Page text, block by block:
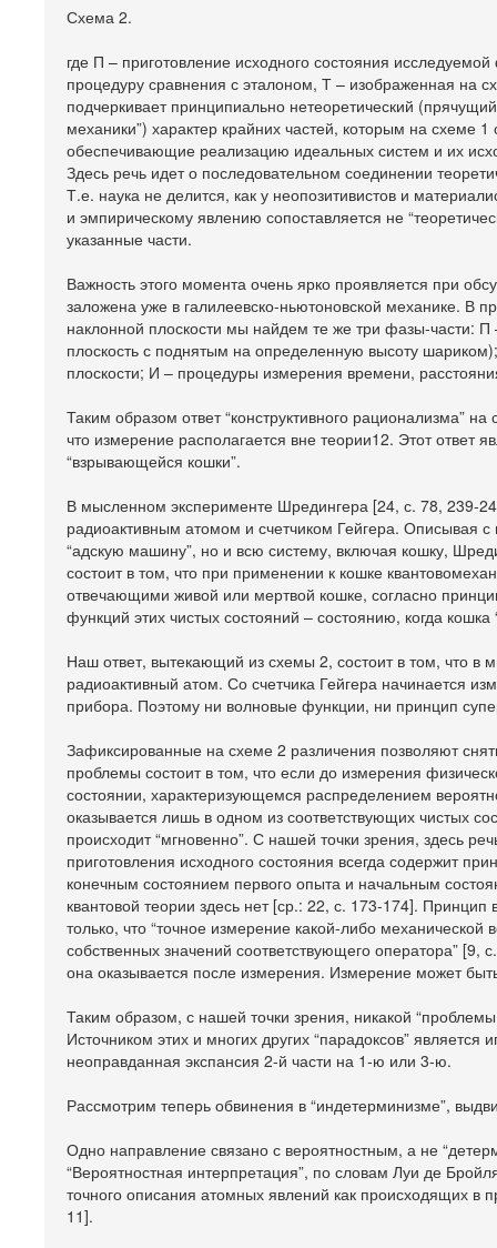
Схема 2.
где П – приготовление исходного состояния
процедуру сравнения с эталоном, Т – изображенная на
подчеркивает принципиально нетеоретический
механики”) характер крайних частей, которым на схеме
обеспечивающие реализацию идеальных систем и их
Здесь речь идет о последовательном соединении
Т.е. наука не делится, как у неопозитивистов и
и эмпирическому явлению сопоставляется не
указанные части.
Важность этого момента очень ярко проявляется при
заложена уже в галилеевско-ньютоновской механике. В
наклонной плоскости мы найдем те же три фазы-части: П
плоскость с поднятым на определенную высоту
плоскости; И – процедуры измерения времени,
Таким образом ответ “конструктивного рационализма”
что измерение располагается вне теории12. Этот ответ
“взрывающейся кошки”.
В мысленном эксперименте Шредингера [24, с. 78, 239-
радиоактивным атомом и счетчиком Гейгера. Описывая
“адскую машину”, но и всю систему, включая кошку,
состоит в том, что при применении к кошке
отвечающими живой или мертвой кошке, согласно
функций этих чистых состояний – состоянию, когда
Наш ответ, вытекающий из схемы 2, состоит в том, что в
радиоактивный атом. Со счетчика Гейгера начинается
прибора. Поэтому ни волновые функции, ни принцип
Зафиксированные на схеме 2 различения позволяют
проблемы состоит в том, что если до измерения
состоянии, характеризующемся распределением
оказывается лишь в одном из соответствующих чистых
происходит “мгновенно”. С нашей точки зрения, здесь
приготовления исходного состояния всегда содержит
конечным состоянием первого опыта и начальным
квантовой теории здесь нет [ср.: 22, с. 173-174].
только, что “точное измерение какой-либо
собственных значений соответствующего оператора” [9,
она оказывается после измерения. Измерение может
Таким образом, с нашей точки зрения, никакой
Источником этих и многих других “парадоксов”
неоправданная экспансия 2-й части на 1-ю или 3-ю.
Рассмотрим теперь обвинения в “индетерминизме”,
Одно направление связано с вероятностным, а не
“Вероятностная интерпретация”, по словам Луи де
точного описания атомных явлений как происходящих
11].